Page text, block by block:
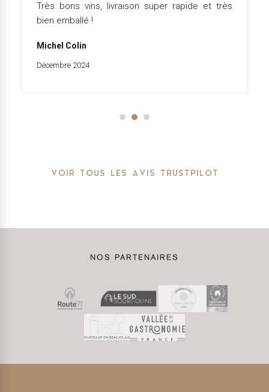
Très bons vins, livraison super rapide et très
bien emballé !
Michel Colin
Décembre 2024
VOIR TOUS LES AVIS TRUSTPILOT
NOS PARTENAIRES